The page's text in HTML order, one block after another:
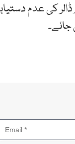
ڈالر کی عدم